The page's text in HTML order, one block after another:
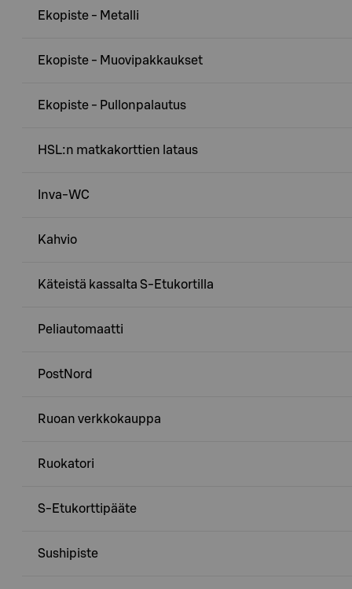
Ekopiste - Metalli
Ekopiste - Muovipakkaukset
Ekopiste - Pullonpalautus
HSL:n matkakorttien lataus
Inva-WC
Kahvio
Käteistä kassalta S-Etukortilla
Peliautomaatti
PostNord
Ruoan verkkokauppa
Ruokatori
S-Etukorttipääte
Sushipiste